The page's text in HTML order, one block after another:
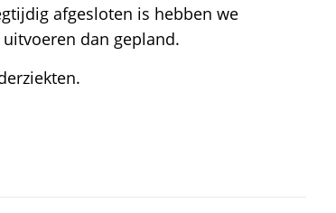
afgesloten is hebben we
dan gepland.